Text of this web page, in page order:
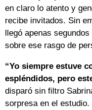
en claro lo atento y
recibe invitados. Sin
llegó apenas
sobre ese rasgo de
“Yo siempre estuve
espléndidos, pero
disparó sin filtro
sorpresa en el